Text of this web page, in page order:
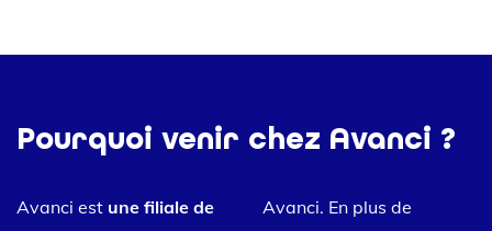
Pourquoi venir chez Avanci ?
Avanci est une filiale de
Avanci. En plus de